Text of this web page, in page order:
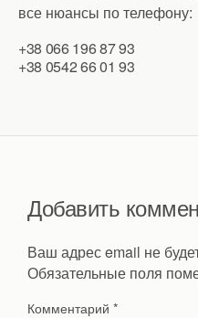
все нюансы по телефону:
+38 066 196 87 93
+38 0542 66 01 93
Добавить
Ваш адрес email не
Обязательные поля
Комментарий *